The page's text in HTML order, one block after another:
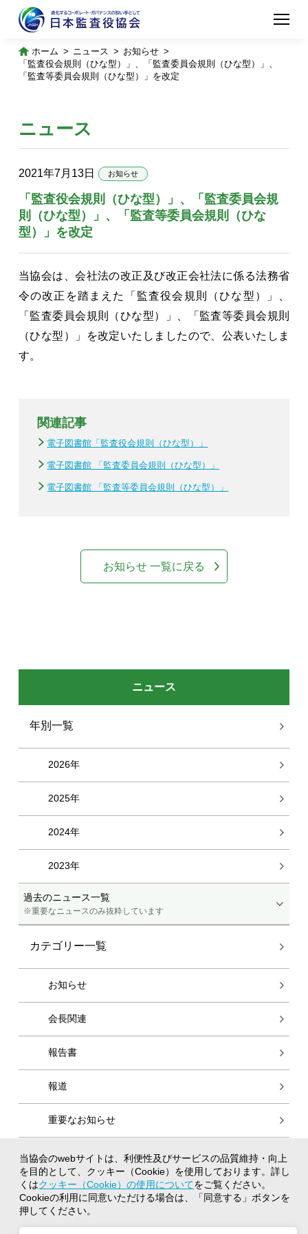
ホーム ニュース
お知らせ
「監査役会規則（ひな型）」、「監査委員会規則（ひな型）」、
「監査等委員会規則（ひな型）」を改定
ニュース
年別一覧
過去のニュース一覧
※重要なニュースのみ抜粋しています
2026年
2025年
2024年
2023年
カテゴリー一覧
お知らせ
会長関連
報告書
報道
重要なお知らせ
ニュース
2021年7月13日 お知らせ
「監査役会規則（ひな型）」、「監査委員会規
則（ひな型）」、「監査等委員会規則（ひな
型）」を改定
当協会は、会社法の改正及び改正会社法に係る法務省
令の改正を踏まえた「監査役会規則（ひな型）」、
「監査委員会規則（ひな型）」、「監査等委員会規則
（ひな型）」を改定いたしましたので、公表いたしま
す。
関連記事
電子図書館「監査役会規則（ひな型）」
電子図書館 「監査委員会規則（ひな型）」
電子図書館 「監査等委員会規則（ひな型）」
お知らせ 一覧に戻る
個人情報保護方針
クッキー（Cookie）の使用について
著作権について
閲覧推奨環境
当協会のwebサイトは、利便性及びサービスの品質維持・向上
を目的として、クッキー（Cookie）を使用しております。詳し
くはクッキー（Cookie）の使用についてをご覧ください。
Cookieの利用に同意いただける場合は、「同意する」ボタンを
押してください。